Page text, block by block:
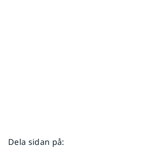
Dela sidan på: